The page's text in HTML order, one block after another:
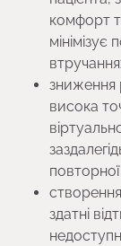
комфорт
зниження
висока
здатні